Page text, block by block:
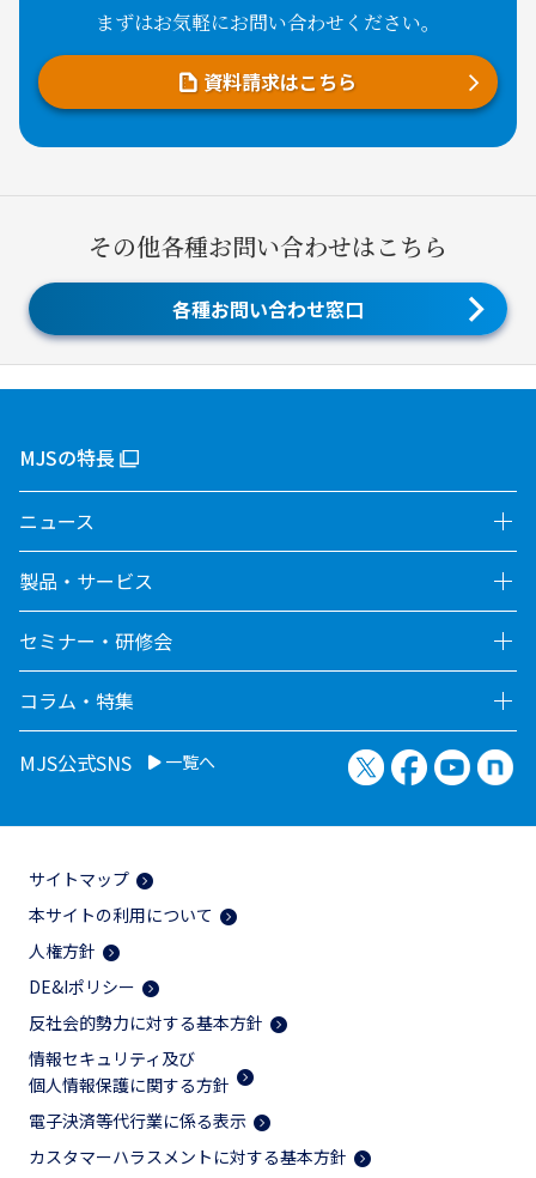
まずはお気軽にお問い合わせください。
資料請求はこちら
その他各種お問い合わせはこちら
各種お問い合わせ窓口
MJSの特長
ニュース
製品・サービス
セミナー・研修会
コラム・特集
MJS公式SNS 一覧へ X（旧Twitter）
Facebook
サイトマップ
本サイトの利用について
人権方針
DE&Iポリシー
反社会的勢力に対する基本方針
情報セキュリティ及び
個人情報保護に関する方針
電子決済等代行業に係る表示
カスタマーハラスメントに対する基本方針